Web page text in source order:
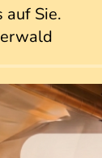
auf Sie.